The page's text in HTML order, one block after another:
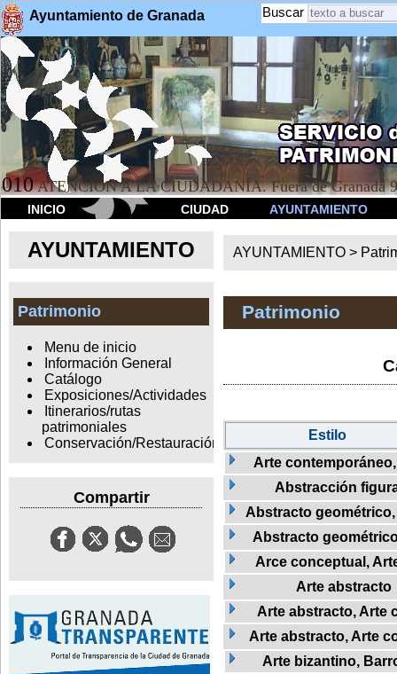
Ayuntamiento de Granada Buscar
010 ATENCION A LA CIUDADANÍA. Fuera de Granada
INICIO CIUDAD AYUNTAMIENTO
AYUNTAMIENTO
Patrimonio
Menu de inicio
Información General
Catálogo
Exposiciones/Actividades
Itinerarios/rutas
patrimoniales
Conservación/Restauración
Compartir
AYUNTAMIENTO >
Patrimonio
Estilo
Arte
Abstracción
Abstracto
Abstracto
Arce conceptual,
Arte abstracto
Arte abstracto, Arte
Arte abstracto, Arte
Arte bizantino,